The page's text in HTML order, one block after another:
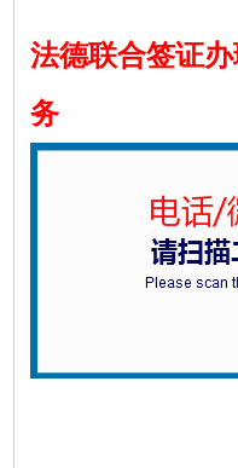
法德联合签证
务